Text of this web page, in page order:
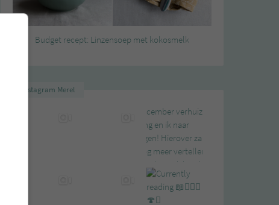
Budget recept: Linzensoep met kokosmelk
Instagram Merel